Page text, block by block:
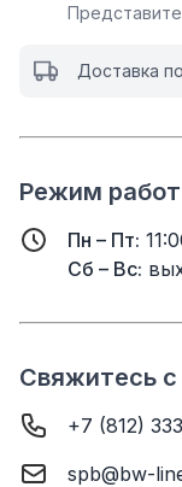
Доставка
Режим
Пн – Пт:
Сб – Вс:
Свяжитесь
+7 (812)
spb@bw-